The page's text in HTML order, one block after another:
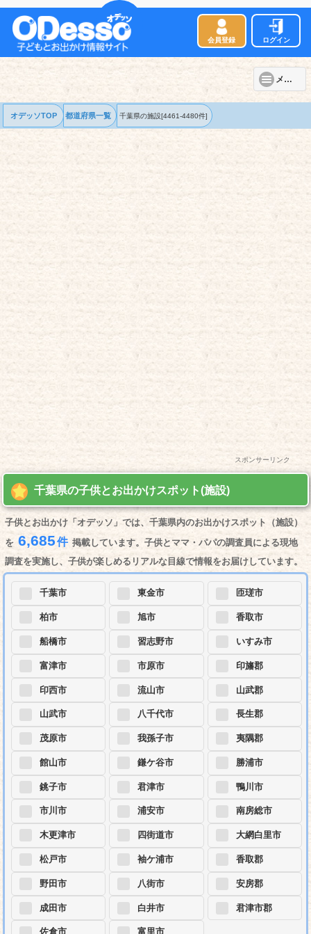
会員登録 ログイン
メニュー
オデッソTOP 都道府県一覧 千葉県の施設[4461-4480件]
スポンサーリンク
千葉県の子供とお出かけスポット(施設)
子供とお出かけ「オデッソ」では、千葉県内のお出かけスポット（施設）
を 6,685件 掲載しています。子供とママ・パパの調査員による現地
調査を実施し、子供が楽しめるリアルな目線で情報をお届けしています。
千葉市
柏市
船橋市
富津市
印西市
山武市
茂原市
館山市
銚子市
市川市
木更津市
松戸市
野田市
成田市
佐倉市
東金市
旭市
習志野市
市原市
流山市
八千代市
我孫子市
鎌ケ谷市
君津市
浦安市
四街道市
袖ケ浦市
八街市
白井市
富里市
匝瑳市
香取市
いすみ市
印旛郡
山武郡
長生郡
夷隅郡
勝浦市
鴨川市
南房総市
大網白里市
香取郡
安房郡
君津市郡